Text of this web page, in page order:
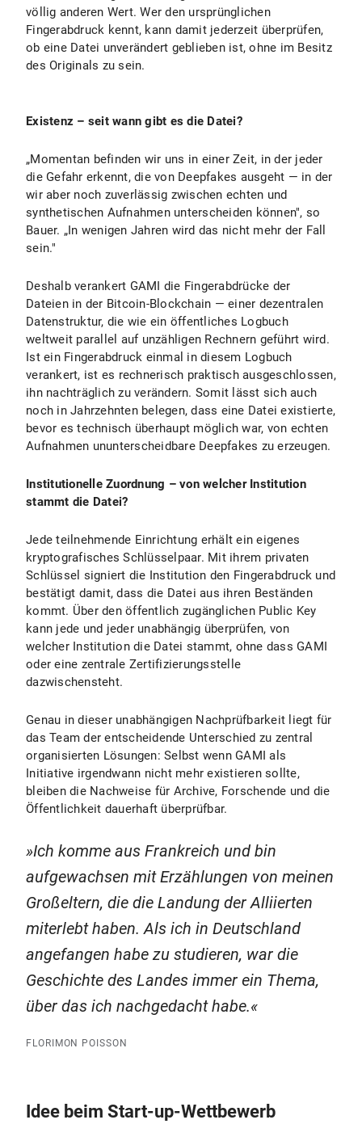
völlig anderen Wert. Wer den ursprünglichen
Fingerabdruck kennt, kann damit jederzeit überprüfen,
ob eine Datei unverändert geblieben ist, ohne im Besitz
des Originals zu sein.
Existenz – seit wann gibt es die Datei?
„Momentan befinden wir uns in einer Zeit, in der jeder
die Gefahr erkennt, die von Deepfakes ausgeht — in der
wir aber noch zuverlässig zwischen echten und
synthetischen Aufnahmen unterscheiden können", so
Bauer. „In wenigen Jahren wird das nicht mehr der Fall
sein."
Deshalb verankert GAMI die Fingerabdrücke der
Dateien in der Bitcoin-Blockchain — einer dezentralen
Datenstruktur, die wie ein öffentliches Logbuch
weltweit parallel auf unzähligen Rechnern geführt wird.
Ist ein Fingerabdruck einmal in diesem Logbuch
verankert, ist es rechnerisch praktisch ausgeschlossen,
ihn nachträglich zu verändern. Somit lässt sich auch
noch in Jahrzehnten belegen, dass eine Datei existierte,
bevor es technisch überhaupt möglich war, von echten
Aufnahmen ununterscheidbare Deepfakes zu erzeugen.
Institutionelle Zuordnung – von welcher Institution
stammt die Datei?
Jede teilnehmende Einrichtung erhält ein eigenes
kryptografisches Schlüsselpaar. Mit ihrem privaten
Schlüssel signiert die Institution den Fingerabdruck und
bestätigt damit, dass die Datei aus ihren Beständen
kommt. Über den öffentlich zugänglichen Public Key
kann jede und jeder unabhängig überprüfen, von
welcher Institution die Datei stammt, ohne dass GAMI
oder eine zentrale Zertifizierungsstelle
dazwischensteht.
Genau in dieser unabhängigen Nachprüfbarkeit liegt für
das Team der entscheidende Unterschied zu zentral
organisierten Lösungen: Selbst wenn GAMI als
Initiative irgendwann nicht mehr existieren sollte,
bleiben die Nachweise für Archive, Forschende und die
Öffentlichkeit dauerhaft überprüfbar.
Ich komme aus Frankreich und bin
aufgewachsen mit Erzählungen von meinen
Großeltern, die die Landung der Alliierten
miterlebt haben. Als ich in Deutschland
angefangen habe zu studieren, war die
Geschichte des Landes immer ein Thema,
über das ich nachgedacht habe.
FLORIMON POISSON
Idee beim Start-up-Wettbewerb